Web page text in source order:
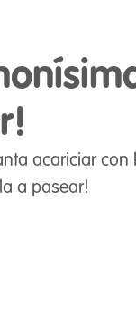
acariciar con
a pasear!